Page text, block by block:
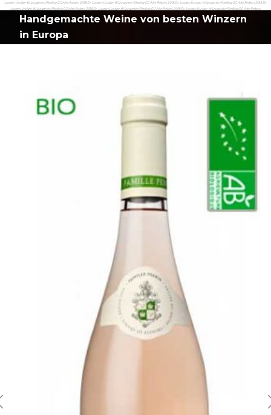
Loosen Ürziger Würzgarten Riesling GG Alte Reben, 2018 Dr. Loosen Ürziger Würzgarten Riesling GG Alte Reben, 2018 Dr. Loosen Ürziger Würzgarten Riesling GG Alte Reben, 2018 Dr.
Loosen Ürziger Würzgarten Riesling GG Alte Reben, 2018 Dr. Loosen Ürziger Würzgarten Riesling GG Alte Reben, 2018 Dr. Loosen Ürziger Würzgarten Riesling GG Alte Reben,
Handgemachte Weine von besten Winzern
in Europa